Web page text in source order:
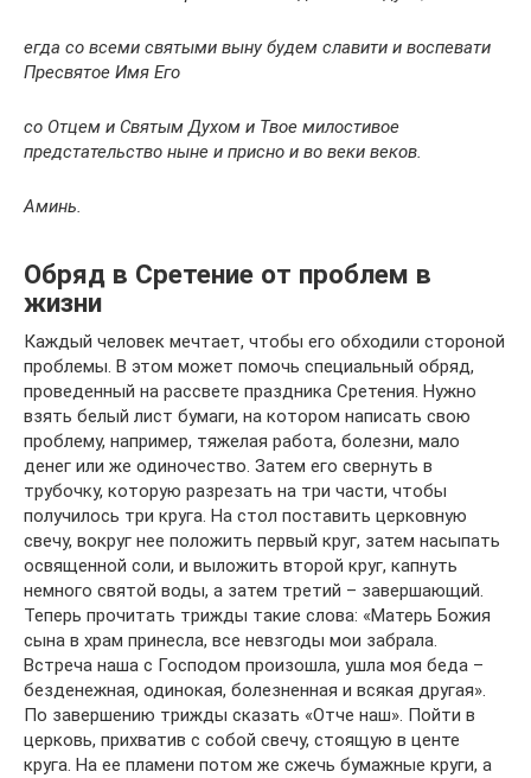
егда со всеми святыми выну будем славити и воспевати
Пресвятое Имя Его
со Отцем и Святым Духом и Твое милостивое
предстательство ныне и присно и во веки веков.
Аминь.
Обряд в Сретение от проблем в
жизни
Каждый человек мечтает, чтобы его обходили стороной
проблемы. В этом может помочь специальный обряд,
проведенный на рассвете праздника Сретения. Нужно
взять белый лист бумаги, на котором написать свою
проблему, например, тяжелая работа, болезни, мало
денег или же одиночество. Затем его свернуть в
трубочку, которую разрезать на три части, чтобы
получилось три круга. На стол поставить церковную
свечу, вокруг нее положить первый круг, затем насыпать
освященной соли, и выложить второй круг, капнуть
немного святой воды, а затем третий – завершающий.
Теперь прочитать трижды такие слова: «Матерь Божия
сына в храм принесла, все невзгоды мои забрала.
Встреча наша с Господом произошла, ушла моя беда –
безденежная, одинокая, болезненная и всякая другая».
По завершению трижды сказать «Отче наш». Пойти в
церковь, прихватив с собой свечу, стоящую в центе
круга. На ее пламени потом же сжечь бумажные круги, а